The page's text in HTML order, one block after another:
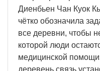
Диенбьен Чан Куок
чётко обозначила
все деревни, чтобы
которой люди
медицинской